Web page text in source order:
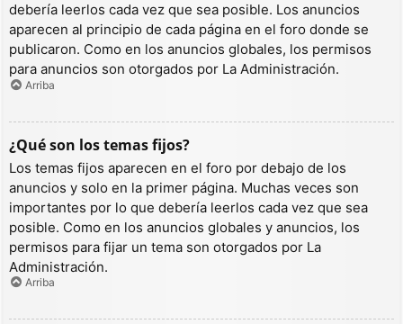
debería leerlos cada vez que sea posible. Los anuncios
aparecen al principio de cada página en el foro donde se
publicaron. Como en los anuncios globales, los permisos
para anuncios son otorgados por La Administración.
Arriba
¿Qué son los temas fijos?
Los temas fijos aparecen en el foro por debajo de los
anuncios y solo en la primer página. Muchas veces son
importantes por lo que debería leerlos cada vez que sea
posible. Como en los anuncios globales y anuncios, los
permisos para fijar un tema son otorgados por La
Administración.
Arriba